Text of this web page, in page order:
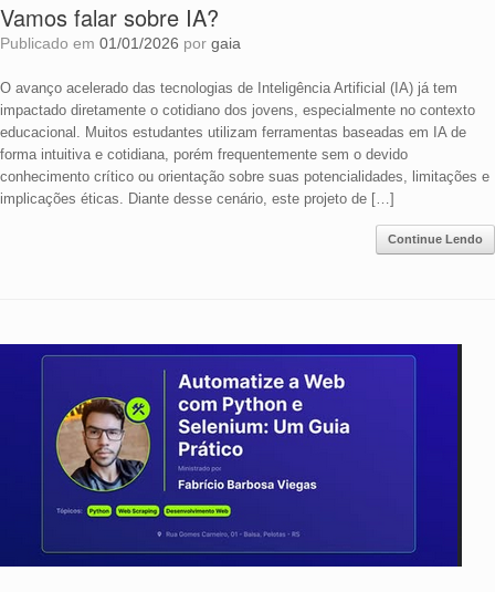
Vamos falar sobre IA?
Publicado em 01/01/2026 por gaia
O avanço acelerado das tecnologias de Inteligência Artificial (IA) já tem
impactado diretamente o cotidiano dos jovens, especialmente no contexto
educacional. Muitos estudantes utilizam ferramentas baseadas em IA de
forma intuitiva e cotidiana, porém frequentemente sem o devido
conhecimento crítico ou orientação sobre suas potencialidades, limitações e
implicações éticas. Diante desse cenário, este projeto de […]
Continue Lendo